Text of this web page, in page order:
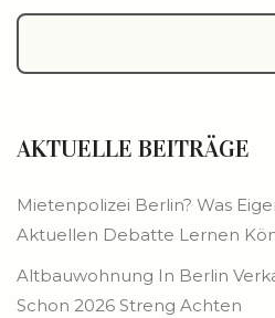
AKTUELLE BEITRÄGE
Mietenpolizei Berlin? Was
Aktuellen Debatte Lernen
Altbauwohnung In Berlin
Schon 2026 Streng Achten